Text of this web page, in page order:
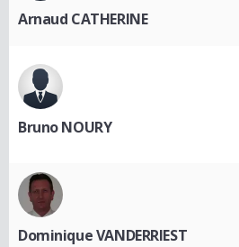
Arnaud CATHERINE
Bruno NOURY
Dominique VANDERRIEST